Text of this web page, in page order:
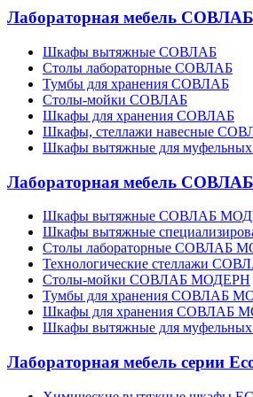
Лабораторная мебель СОВЛАБ
Шкафы вытяжные СОВЛАБ
Столы лабораторные СОВЛАБ
Тумбы для хранения СОВЛАБ
Столы-мойки СОВЛАБ
Шкафы для хранения СОВЛАБ
Шкафы, стеллажи навесные
Шкафы вытяжные для
Лабораторная мебель
Шкафы вытяжные СОВЛАБ
Шкафы вытяжные
Столы лабораторные СОВЛАБ
Технологические стеллажи
Столы-мойки СОВЛАБ МОДЕРН
Тумбы для хранения СОВЛАБ
Шкафы для хранения СОВЛАБ
Шкафы вытяжные для
Лабораторная мебель серии